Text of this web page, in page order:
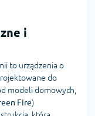
i
to urządzenia o
do
modeli domowych,
Fire)